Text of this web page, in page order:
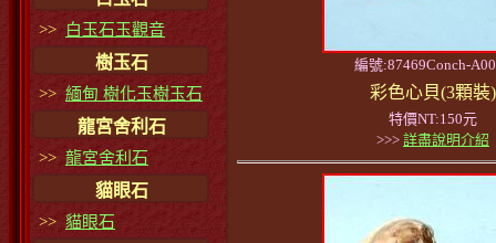
>> 白玉石玉觀音
樹玉石
>> 緬甸 樹化玉樹玉石
龍宮舍利石
>> 龍宮舍利石
貓眼石
>> 貓眼石
編號:87469Conch-
彩色心貝(3顆裝)
特價NT:150元
>>> 詳盡說明介紹